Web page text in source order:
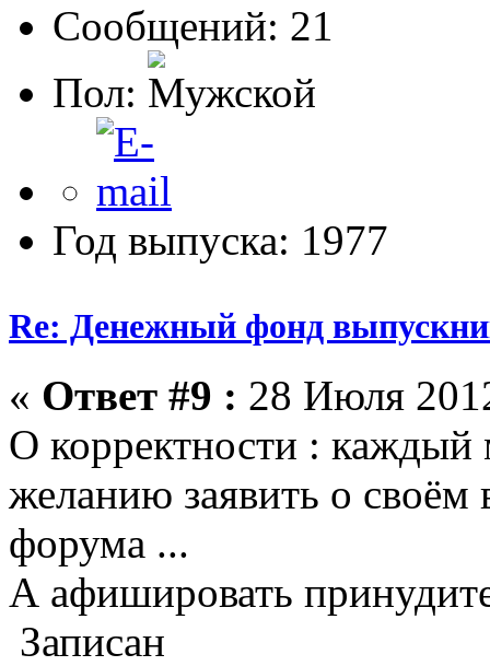
Сообщений: 21
Пол:
Год выпуска: 1977
Re: Денежный фонд
« Ответ #9 : 28 Июля
О корректности : каждый
желанию заявить о своём
форума ...
А афишировать
Записан